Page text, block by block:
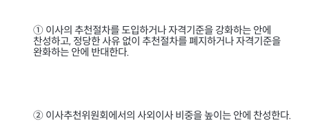
① 이사의 추천절차를 도입하거나 자격기준을 강화하는 안에
찬성하고, 정당한 사유 없이 추천절차를 폐지하거나 자격기준을
완화하는 안에 반대한다.
② 이사추천위원회에서의 사외이사 비중을 높이는 안에 찬성한다.